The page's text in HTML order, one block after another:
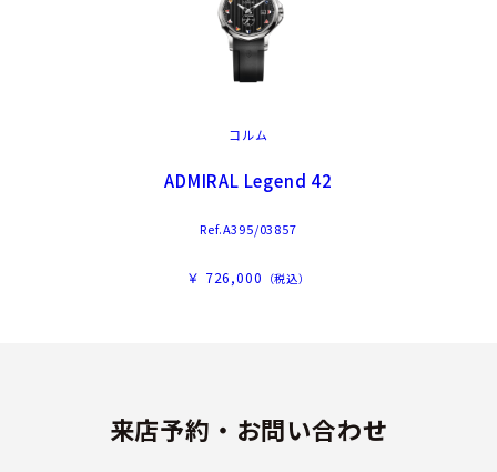
コルム
ADMIRAL Legend 42
Ref.A395/03857
￥ 726,000 （税込）
来店予約・お問い合わせ